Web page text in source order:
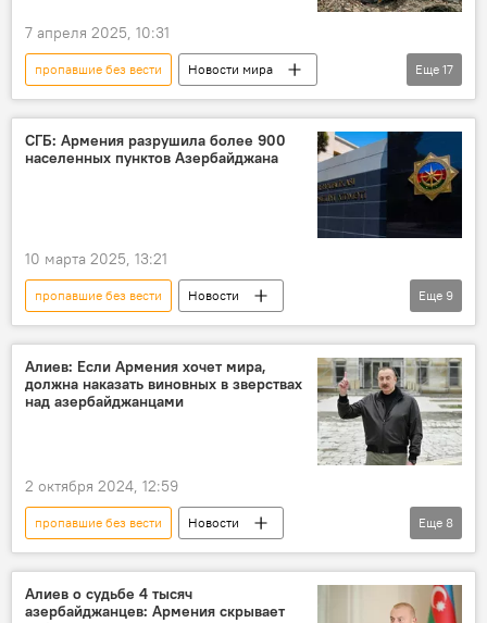
7 апреля 2025, 10:31
пропавшие без вести
Новости мира
Азия
Мьянма
Землетрясение
Мост
Мечеть
Таиланд
Чрезвычайное положение
Антониу Гутерреш
МЧС России
Помощь
Спасатели
Россия
Еще 17
СГБ: Армения разрушила более 900
населенных пунктов Азербайджана
10 марта 2025, 13:21
пропавшие без вести
Новости
Азербайджан
Баку
Армения
Агрессия
Разрушение
города
СГБ Азербайджана
Еще 9
Алиев: Если Армения хочет мира,
должна наказать виновных в зверствах
над азербайджанцами
2 октября 2024, 12:59
пропавшие без вести
Новости
Азербайджан
Армения
карабахский конфликт
Еще 8
Алиев о судьбе 4 тысяч
азербайджанцев: Армения скрывает